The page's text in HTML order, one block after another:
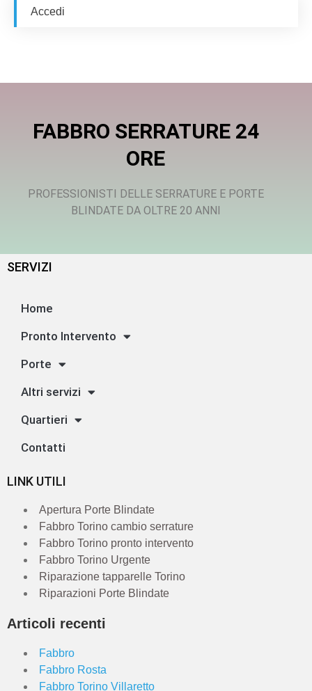
Accedi
FABBRO SERRATURE 24
ORE
PROFESSIONISTI DELLE SERRATURE E PORTE
BLINDATE DA OLTRE 20 ANNI
SERVIZI
Home
Pronto Intervento
Porte
Altri servizi
Quartieri
Contatti
LINK UTILI
Apertura Porte Blindate
Fabbro Torino cambio serrature
Fabbro Torino pronto intervento
Fabbro Torino Urgente
Riparazione tapparelle Torino
Riparazioni Porte Blindate
Articoli recenti
Fabbro
Fabbro Rosta
Fabbro Torino Villaretto